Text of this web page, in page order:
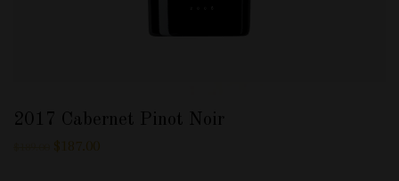
2017 Cabernet Pinot Noir
$ 187.00